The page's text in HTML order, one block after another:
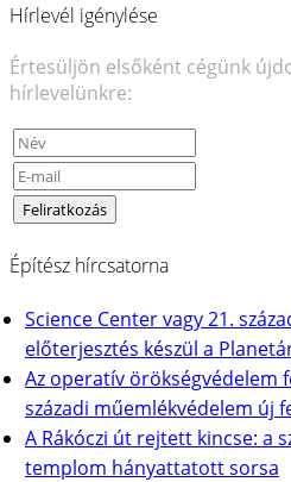
Hírlevél igénylése
Értesüljön elsőként cégünk
hírlevelünkre:
Építész hírcsatorna
Science Center vagy 21.
előterjesztés készül a
Az operatív örökségvédelem
századi műemlékvédelem új
A Rákóczi út rejtett kincse: a
templom hányattatott sorsa